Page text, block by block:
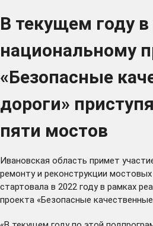
В текущем году в
национальному
«Безопасные
дороги»
пяти мостов
Ивановская область примет
ремонту и реконструкции
стартовала в 2022 году в рамках
проекта «Безопасные качественные